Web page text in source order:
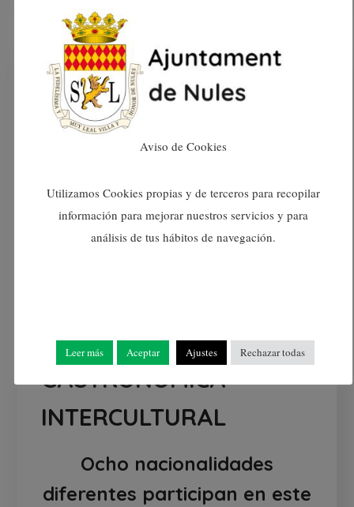
NUEVA TROBADA
GASTRONÒMICA
INTERCULTURAL
Ocho nacionalidades
diferentes participan en este
Aviso de Cookies
Utilizamos Cookies propias y de terceros para recopilar
información para mejorar nuestros servicios y para
análisis de tus hábitos de navegación.
Leer más Aceptar Ajustes Rechazar todas